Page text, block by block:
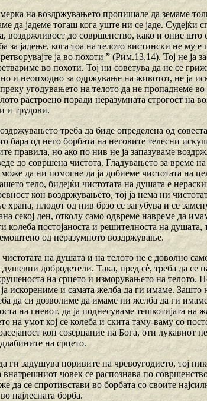
на воздржувањето пропишале да земаме
да јадеме тогаш кога уште ни се јаде.
воздржливост до совршенство, како и оние што
за јадење, кога тоа на телото вистински не
ја во похоти ” (Рим.13,14). Тој не ја
во похоти. Тој ни советува да не се
и неопходно за одржување на животот, не ја
угодувањето на телото да не пропаднеме
растроено поради неразумната строгост
и трудови.
треба да биде определена од
бара од него борбата на неговите телесни
правила, но ако по нив не ја запазуваме
до совршена чистота. Гладувањето за време
да ни помогне да ја добиеме чистотата на
тело, бидејќи чистотата на душата е
кон воздржувањето, тој ја нема ни
храна, плодот од нив брзо се загубува и се
секој ден, отколу само одвреме навреме да
колеба постојаноста и решителноста на
од неразумното воздржување.
на душата и на телото не е доволно
добродетели. Така, пред сѐ, треба да се
на срцето и изморувањето на телото.
ја искорениме и самата желба да ги имаме.
да си дозволиме да имаме ни желба да ги
на гневот, да ја поднесуваме тешкотијата на
на умот кој се колеба и скита таму-ваму со
кон соѕерцание на Бога, оти лукавиот
на срцето.
ги задушува поривите на чревоугодието, тој
внатрешниот човек се распознава по
да се спротивстави во борбата со своите
најлесната борба.